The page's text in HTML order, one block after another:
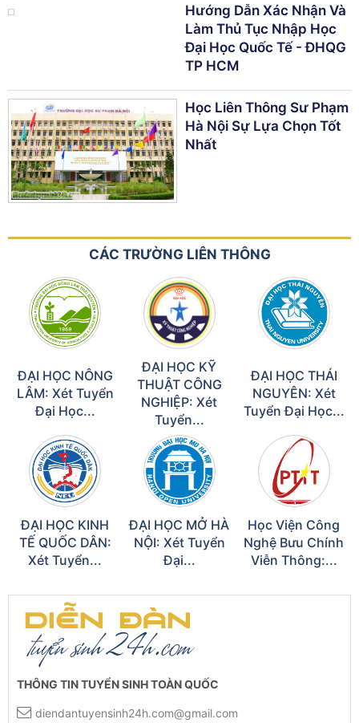
Hướng Dẫn Xác Nhận Và
Làm Thủ Tục Nhập Học
Đại Học Quốc Tế - ĐHQG
TP HCM
Học Liên Thông Sư Phạm
Hà Nội Sự Lựa Chọn Tốt
Nhất
CÁC TRƯỜNG LIÊN THÔNG
ĐẠI HỌC NÔNG
LÂM: Xét Tuyển
Đại Học...
ĐẠI HỌC KỸ
THUẬT CÔNG
NGHIỆP: Xét
Tuyển...
ĐẠI HỌC THÁI
NGUYÊN: Xét
Tuyển Đại Học...
ĐẠI HỌC KINH
TẾ QUỐC DÂN:
Xét Tuyển...
ĐẠI HỌC MỞ HÀ
NỘI: Xét Tuyển
Đại...
Học Viện Công
Nghệ Bưu Chính
Viễn Thông:...
THÔNG TIN TUYỂN SINH TOÀN QUỐC
diendantuyensinh24h.com@gmail.com